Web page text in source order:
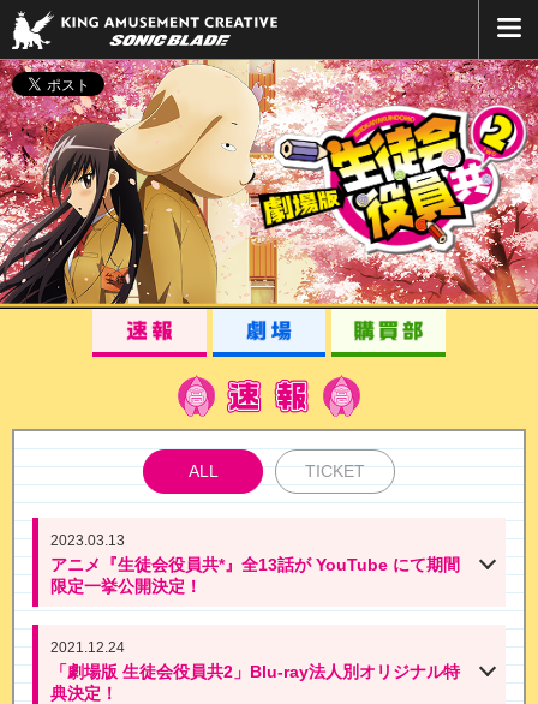
ALL TICKET
2023.03.13
アニメ『生徒会役員共*』全13話が YouTube にて期間
限定一挙公開決定！
2021.12.24
「劇場版 生徒会役員共2」Blu-ray法人別オリジナル特
典決定！